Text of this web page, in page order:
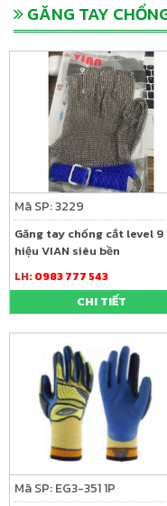
GĂNG TAY
Mã SP: 3229
Găng tay chống cắt level 9
hiệu VIAN siêu bền
LH:0983 777 543
CHI TIẾT
Mã SP: EG3-351 1P